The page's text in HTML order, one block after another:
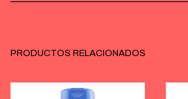
PRODUCTOS RELACIONADOS